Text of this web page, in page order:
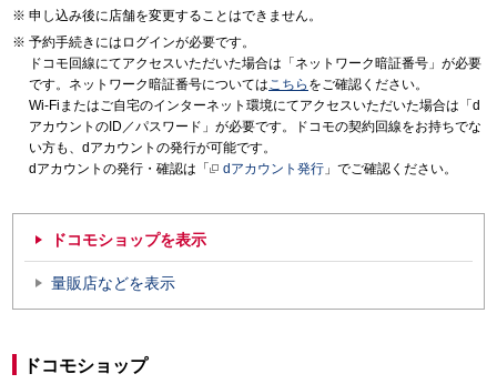
申し込み後に店舗を変更することはできません。
予約手続きにはログインが必要です。
ドコモ回線にてアクセスいただいた場合は「ネットワーク暗証番号」が必要
です。ネットワーク暗証番号についてはこちら をご確認ください。
Wi-Fiまたはご自宅のインターネット環境にてアクセスいただいた場合は「d
アカウントのID／パスワード」が必要です。ドコモの契約回線をお持ちでな
い方も、dアカウントの発行が可能です。
dアカウントの発行・確認は「
dアカウント発行 」でご確認ください。
ドコモショップを表示
量販店などを表示
ドコモショップ